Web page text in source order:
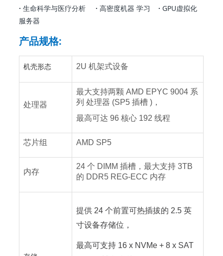
·生命科学与医疗分析 ·高密度机器 学习 · GPU虚拟化
服务器
产品规格:
机壳形态 2U 机架式设备
处理器
最大支持两颗 AMD EPYC 9004 系
列 处理器 (SP5 插槽 )，
最高可达 96 核心 192 线程
芯片组 AMD SP5
内存
24 个 DIMM 插槽，最大支持 3TB
的 DDR5 REG-ECC 内存
提供 24 个前置可热插拔的 2.5 英
寸设备存储位，
最高可支持 16 x NVMe + 8 x SAT